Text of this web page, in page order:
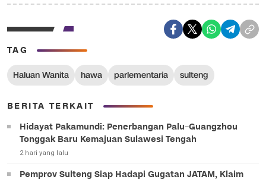
TAG
Haluan Wanita hawa parlementaria sulteng
BERITA TERKAIT
Hidayat Pakamundi: Penerbangan Palu–Guangzhou
Tonggak Baru Kemajuan Sulawesi Tengah
2 hari yang lalu
Pemprov Sulteng Siap Hadapi Gugatan JATAM, Klaim